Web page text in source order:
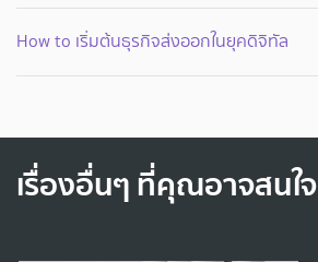
How to เริ่มต้นธุรกิจส่งออกในยุคดิจิทัล
เรื่องอื่นๆ ที่คุณอาจสนใจ